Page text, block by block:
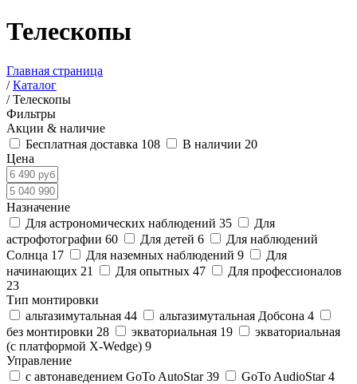
Телескопы
Главная страница
/Каталог
/Телескопы
Фильтры
Акции & наличие
Бесплатная доставка 108 В наличии 20
Цена
Назначение
Для астрономических наблюдений 35
Для
астрофотографии 60 Для детей 6
Для наблюдений
Солнца 17 Для наземных наблюдений 9
Для
начинающих 21 Для опытных 47
Для профессионалов
23
Тип монтировки
альтазимутальная 44 альтазимутальная Добсона 4
без монтировки 28 экваториальная 19
экваториальная
(с платформой X-Wedge) 9
Управление
c автонаведением GoTo AutoStar39 GoTo AudioStar4